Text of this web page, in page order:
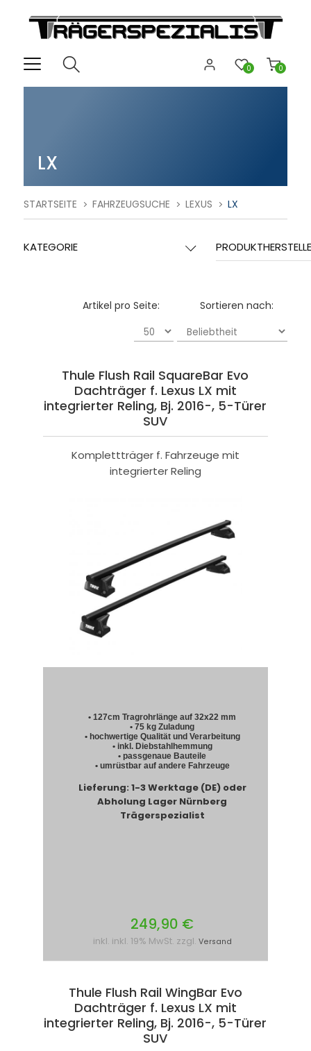
0
0
LX
STARTSEITE FAHRZEUGSUCHE LEXUS LX
KATEGORIE
Sortieren nach:
Artikel pro Seite:
Thule Flush Rail SquareBar Evo
Dachträger f. Lexus LX mit
integrierter Reling, Bj. 2016-, 5-Türer
SUV
Komplettträger f. Fahrzeuge mit
integrierter Reling
• 127cm Tragrohrlänge auf 32x22 mm
• 75 kg Zuladung
• hochwertige Qualität und Verarbeitung
• inkl. Diebstahlhemmung
• passgenaue Bauteile
• umrüstbar auf andere Fahrzeuge
Lieferung: 1-3 Werktage (DE) oder
Abholung Lager Nürnberg
Trägerspezialist
249,90 €
inkl. inkl. 19% MwSt. zzgl. Versand
Thule Flush Rail WingBar Evo
Dachträger f. Lexus LX mit
integrierter Reling, Bj. 2016-, 5-Türer
SUV